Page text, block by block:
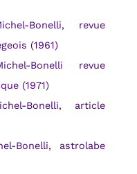
Bonelli, revue
(1961)
Bonelli revue
(1971)
Bonelli, article
Bonelli, astrolabe